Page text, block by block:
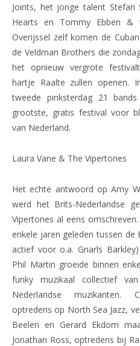
Joints, het jonge talent Stefan
Hearts en Tommy Ebben &
Overijssel zelf komen de
de Veldman Brothers die
het opnieuw vergrote
hartje Raalte zullen openen.
tweede pinksterdag 21
grootste, gratis festival voor
van Nederland.
Laura Vane & The Vipertones
Het echte antwoord op Amy
werd het Brits-Nederlandse
Vipertones al eens
enkele jaren geleden tussen de
actief voor o.a. Gnarls
Phil Martin groeide binnen
funky muzikaal collectief
Nederlandse muzikanten.
optredens op North Sea Jazz,
Beelen en Gerard Ekdom
Jonathan Ross, optredens bij